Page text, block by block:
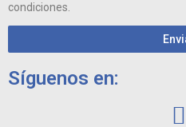
condiciones.
Síguenos en: